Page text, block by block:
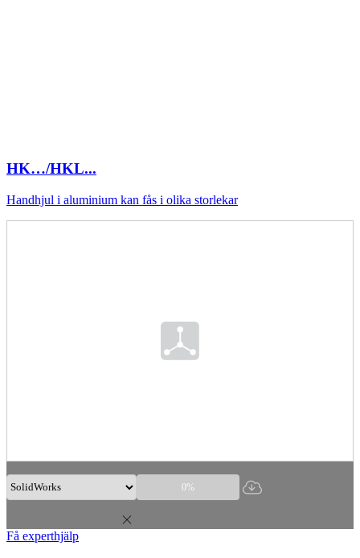
HK…/HKL...
Handhjul i aluminium kan fås i olika storlekar
0%
Få experthjälp